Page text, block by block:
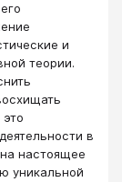
и
теории.
в
настоящее
уникальной